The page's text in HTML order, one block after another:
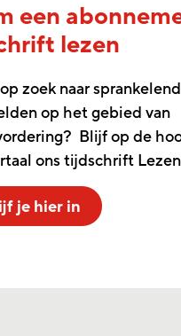
een
lezen
zoek naar
op het gebied van
Blijf op de
ons tijdschrift
je hier in